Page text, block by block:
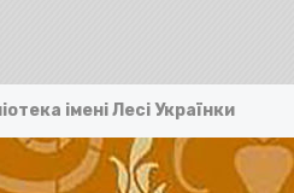
імені Лесі Українки